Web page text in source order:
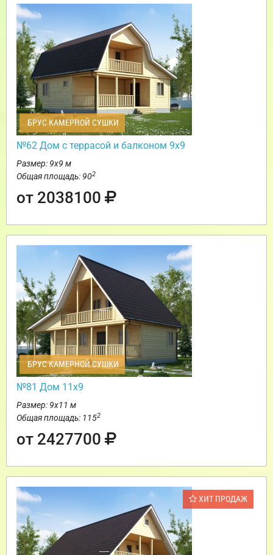
БРУС КАМЕРНОЙ СУШКИ
№62 Дом c террасой и балконом 9х9
Размер: 9х9 м
Общая площадь: 902
от 2038100
БРУС КАМЕРНОЙ СУШКИ
№81 Дом 11х9
Размер: 9х11 м
Общая площадь: 1152
от 2427700
ХИТ ПРОДАЖ